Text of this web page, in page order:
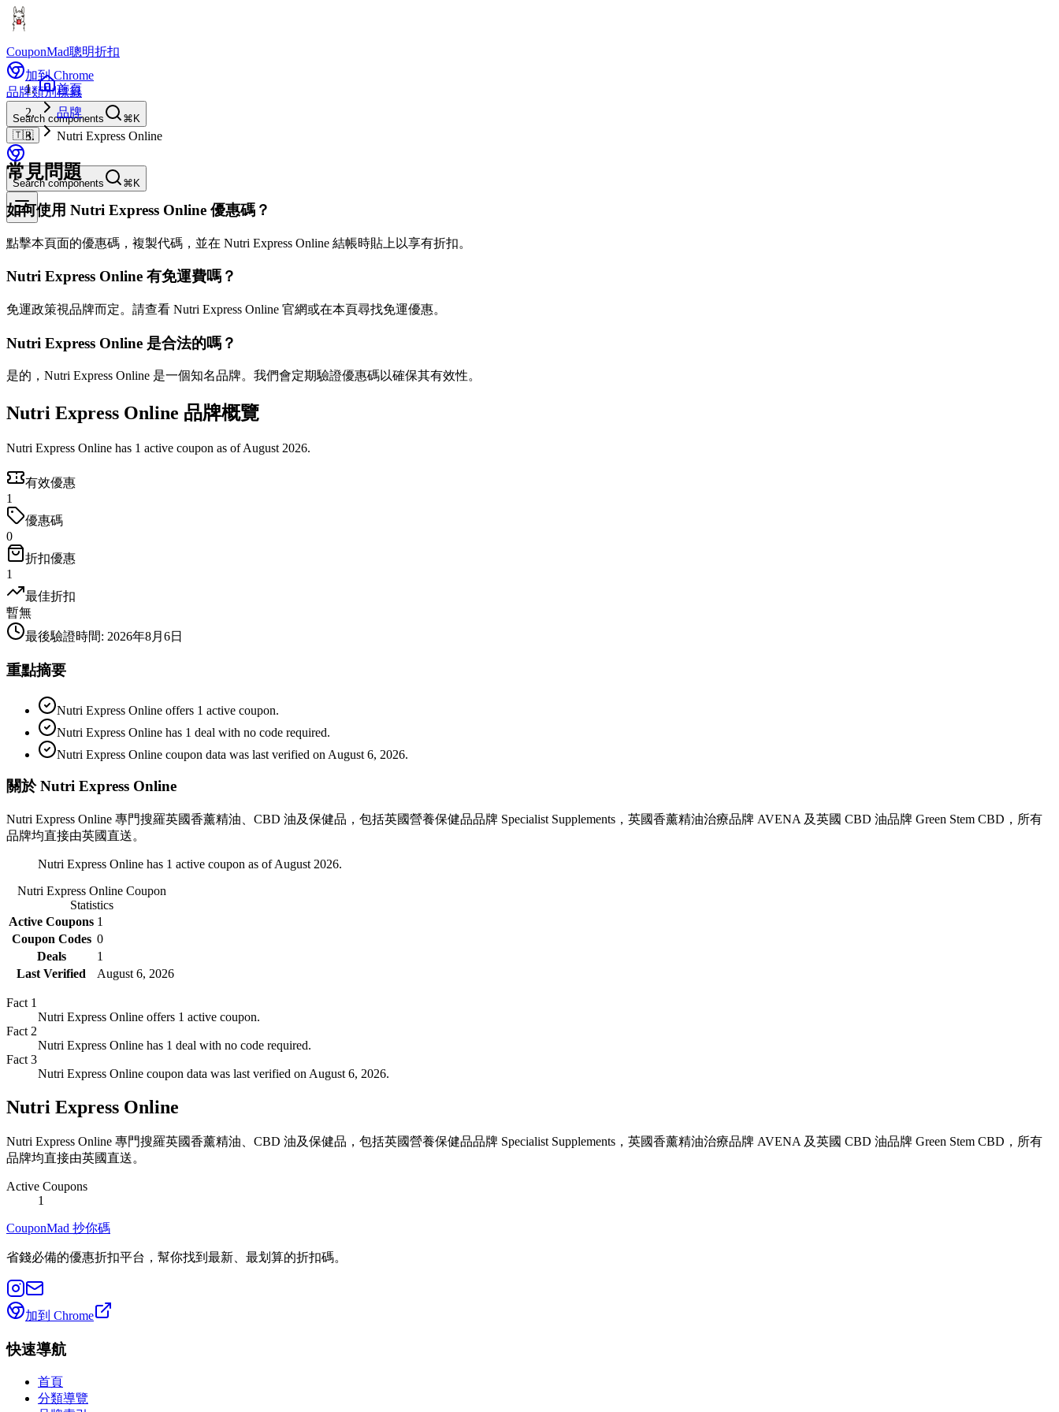
CouponMad聰明折扣
加到 Chrome
品牌類別標籤
Search components
⌘K
🇹🇼
Search components ⌘K
首頁
品牌
Nutri Express Online
常見問題
如何使用 Nutri Express Online 優惠碼？
點擊本頁面的優惠碼，複製代碼，並在 Nutri Express Online 結帳時貼上以享有折扣。
Nutri Express Online 有免運費嗎？
免運政策視品牌而定。請查看 Nutri Express Online 官網或在本頁尋找免運優惠。
Nutri Express Online 是合法的嗎？
是的，Nutri Express Online 是一個知名品牌。我們會定期驗證優惠碼以確保其有效性。
Nutri Express Online 品牌概覽
Nutri Express Online has 1 active coupon as of August 2026.
有效優惠
1
優惠碼
0
折扣優惠
1
最佳折扣
暫無
最後驗證時間: 2026年8月6日
重點摘要
Nutri Express Online offers 1 active coupon.
Nutri Express Online has 1 deal with no code required.
Nutri Express Online coupon data was last verified on August 6, 2026.
關於 Nutri Express Online
Nutri Express Online 專門搜羅英國香薰精油、CBD 油及保健品，包括英國營養保健品品牌 Specialist Supplements，英國香薰精油治療品牌 AVENA 及英國 CBD 油品牌 Green Stem CBD，所有
品牌均直接由英國直送。
Nutri Express Online has 1 active coupon as of August 2026.
Nutri Express OnlineCoupon
Statistics
Active Coupons 1
Coupon Codes 0
Deals
1
Last Verified
August 6, 2026
Fact 1
Nutri Express Online offers 1 active coupon.
Fact 2
Nutri Express Online has 1 deal with no code required.
Fact 3
Nutri Express Online coupon data was last verified on August 6, 2026.
Nutri Express Online
Nutri Express Online 專門搜羅英國香薰精油、CBD 油及保健品，包括英國營養保健品品牌 Specialist Supplements，英國香薰精油治療品牌 AVENA 及英國 CBD 油品牌 Green Stem CBD，所有
品牌均直接由英國直送。
Active Coupons
1
CouponMad 抄你碼
省錢必備的優惠折扣平台，幫你找到最新、最划算的折扣碼。
加到 Chrome
快速導航
首頁
分類導覽